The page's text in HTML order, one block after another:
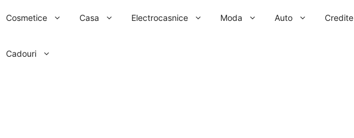
Cosmetice Casa Electrocasnice Moda Auto Credite
Cadouri